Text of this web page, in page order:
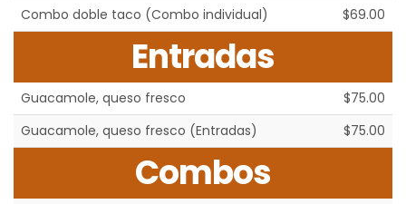
Combo doble taco (Combo individual) $69.00
Entradas
Guacamole, queso fresco
$75.00
Guacamole, queso fresco (Entradas)
$75.00
Combos